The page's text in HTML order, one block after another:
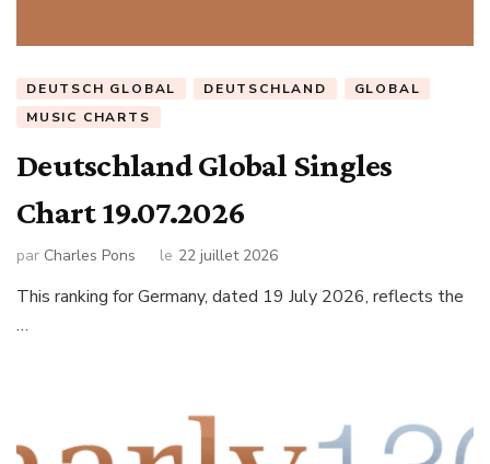
DEUTSCH GLOBAL DEUTSCHLAND
GLOBAL
MUSIC CHARTS
Deutschland Global Singles
Chart 19.07.2026
par Charles Pons le 22 juillet 2026
This ranking for Germany, dated 19 July 2026, reflects the
…